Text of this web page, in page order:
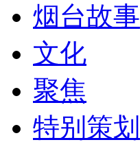
烟台故事
文化
聚焦
特别策划